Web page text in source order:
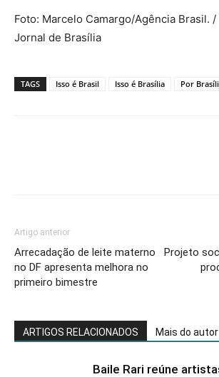
Foto: Marcelo Camargo/Agência Brasil.
Jornal de Brasília
TAGS Isso é Brasil Isso é Brasília Por
Artigo anterior
Arrecadação de leite materno
no DF apresenta melhora no
primeiro bimestre
Projeto
ARTIGOS RELACIONADOS Mais do autor
Baile Rari reúne